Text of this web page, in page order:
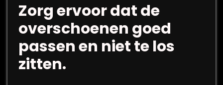
Zorg ervoor dat de
overschoenen goed
passen en niet te los
zitten.